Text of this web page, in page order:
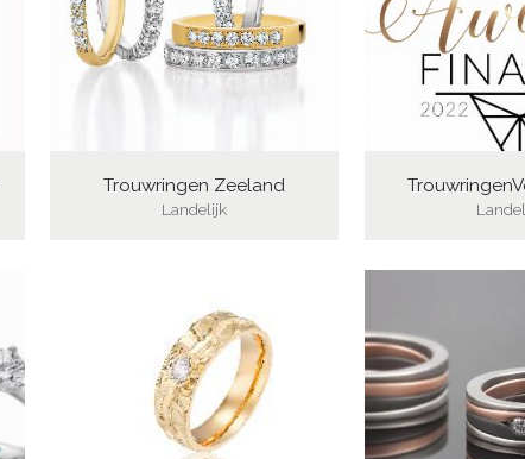
Trouwringen Zeeland
Landelijk